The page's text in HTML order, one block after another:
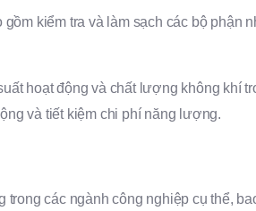
kiểm tra và làm sạch các bộ phận
hoạt động và chất lượng không khí
và tiết kiệm chi phí năng lượng.
các ngành công nghiệp cụ thể,